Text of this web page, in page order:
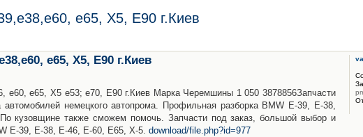
е65, Х5, Е90 г.Киев
е65, Х5, Е90 г.Киев
е65, Х5 е53; е70, Е90 г.Киев Марка Черемшины 1 050 3878856Запчасти
немецкого автопрома. Профильная разборка BMW Е-39, Е-38,
кузовщине также сможем помочь. Запчасти под заказ, большой выбор и
Е-39, Е-38, Е-46, Е-60, Е65, Х-5. download/file.php?id=977